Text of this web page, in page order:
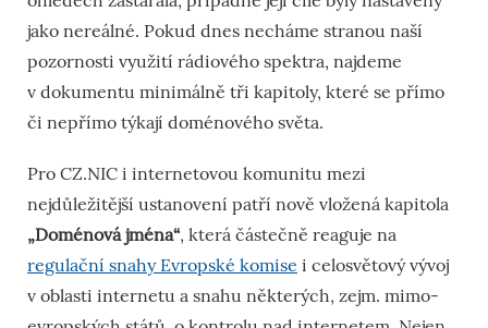
jako nereálné. Pokud dnes necháme stranou naší
pozornosti využití rádiového spektra, najdeme
v dokumentu minimálně tři kapitoly, které se přímo
či nepřímo týkají doménového světa.
Pro CZ.NIC i internetovou komunitu mezi
nejdůležitější ustanovení patří nově vložená kapitola
„Doménová jména“, která částečně reaguje na
regulační snahy Evropské komise i celosvětový vývoj
v oblasti internetu a snahu některých, zejm. mimo-